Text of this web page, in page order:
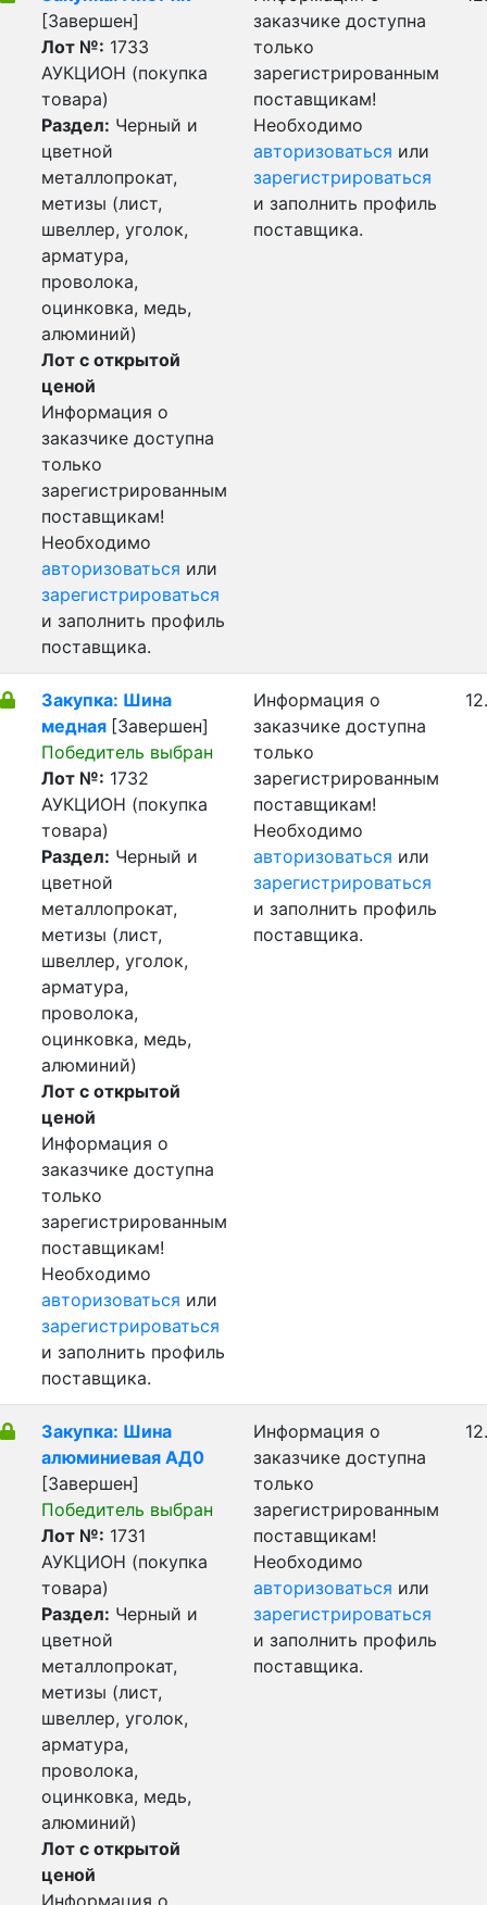
[Завершен]
Лот №: 1733
АУКЦИОН (покупка
товара)
Раздел: Черный и
цветной
металлопрокат,
метизы (лист,
швеллер, уголок,
арматура,
проволока,
оцинковка, медь,
алюминий)
Лот с открытой
ценой
Информация о
заказчике доступна
только
зарегистрированным
поставщикам!
Необходимо
авторизоваться или
зарегистрироваться
и заполнить профиль
поставщика.
заказчике доступна
только
зарегистрированным
поставщикам!
Необходимо
авторизоваться или
зарегистрироваться
и заполнить профиль
поставщика.
Закупка: Шина
медная [Завершен]
Победитель выбран
Лот №: 1732
АУКЦИОН (покупка
товара)
Раздел: Черный и
цветной
металлопрокат,
метизы (лист,
швеллер, уголок,
арматура,
проволока,
оцинковка, медь,
алюминий)
Лот с открытой
ценой
Информация о
заказчике доступна
только
зарегистрированным
поставщикам!
Необходимо
авторизоваться или
зарегистрироваться
и заполнить профиль
поставщика.
Информация о
заказчике доступна
только
зарегистрированным
поставщикам!
Необходимо
авторизоваться или
зарегистрироваться
и заполнить профиль
поставщика.
Закупка: Шина
алюминиевая АД0
[Завершен]
Победитель выбран
Лот №: 1731
АУКЦИОН (покупка
товара)
Раздел: Черный и
цветной
металлопрокат,
метизы (лист,
швеллер, уголок,
арматура,
проволока,
оцинковка, медь,
алюминий)
Лот с открытой
ценой
Информация о
Информация о
заказчике доступна
только
зарегистрированным
поставщикам!
Необходимо
авторизоваться или
зарегистрироваться
и заполнить профиль
поставщика.